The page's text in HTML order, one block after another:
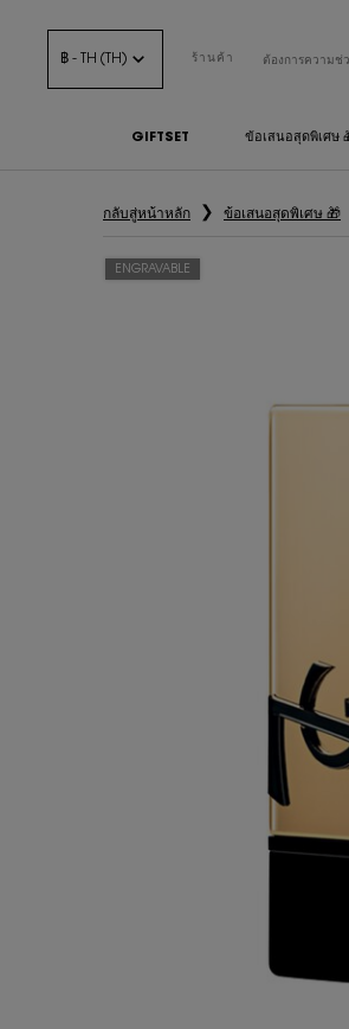
฿ - TH (TH) ร้านค้า ต้องการความช่
GIFTSET ข้อเสนอสุดพิเศษ
กลับสู่หน้าหลัก ข้อเสนอสุดพิเศษ 🎁
ENGRAVABLE